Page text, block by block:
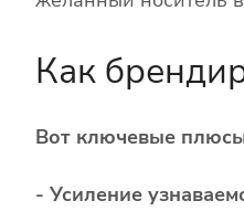
Как
Вот ключевые
- Усиление